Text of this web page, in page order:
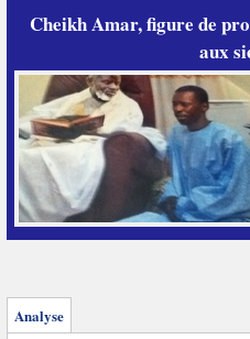
Cheikh Amar, figure de
aux
Analyse